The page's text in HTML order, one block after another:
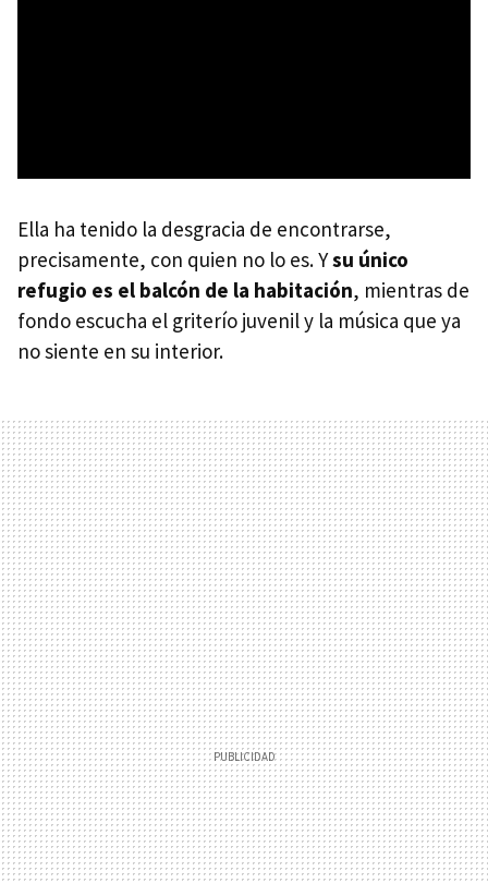
Ella ha tenido la desgracia de encontrarse,
precisamente, con quien no lo es. Ysu único
refugio es el balcón de la habitación, mientras de
fondo escucha el griterío juvenil y la música que ya
no siente en su interior.